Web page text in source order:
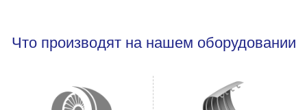
Что производят на нашем оборудовании